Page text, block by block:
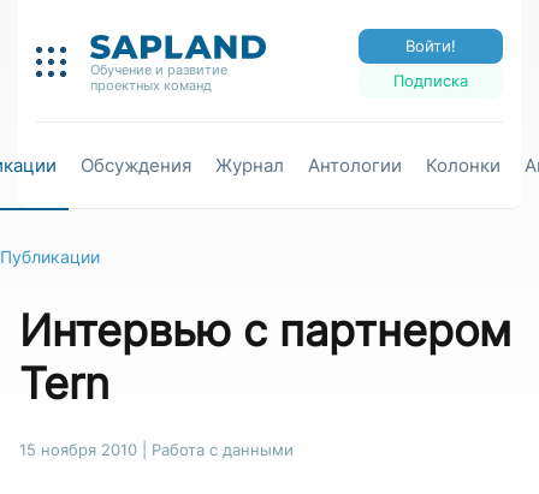
Обучение и развитие
проектных команд
Подписка
Войти!
Обсуждения Журнал Антологии Колонки
Публикации
Интервью с партнером
Tern
15 ноября 2010 Работа с данными